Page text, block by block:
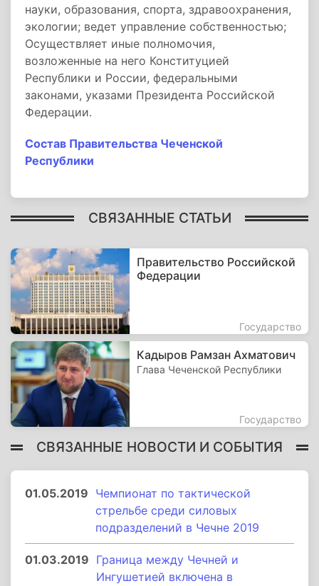
науки, образования, спорта, здравоохранения,
экологии; ведет управление собственностью;
Осуществляет иные полномочия,
возложенные на него Конституцией
Республики и России, федеральными
законами, указами Президента Российской
Федерации.
Состав Правительства Чеченской
Республики
СВЯЗАННЫЕ СТАТЬИ
Правительство Российской
Федерации
Государство
Кадыров Рамзан Ахматович
Глава Чеченской Республики
Государство
СВЯЗАННЫЕ НОВОСТИ И СОБЫТИЯ
01.05.2019 Чемпионат по тактической
стрельбе среди силовых
подразделений в Чечне 2019
01.03.2019 Граница между Чечней и
Ингушетией включена в